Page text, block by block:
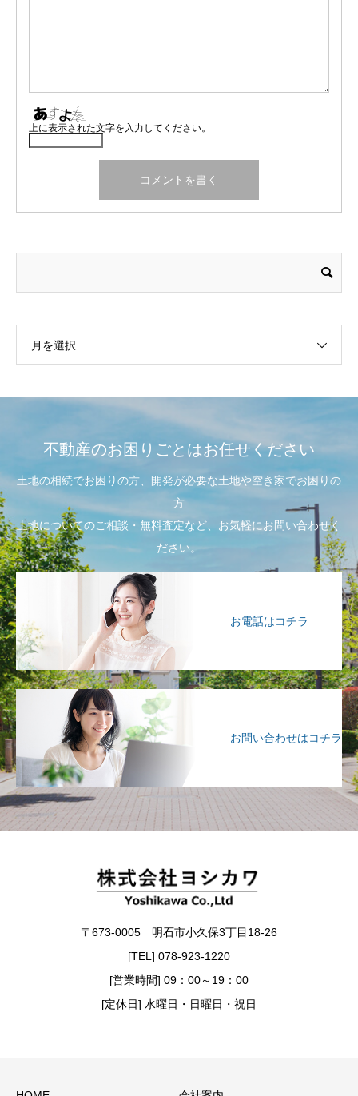
上に表示された文字を入力してください。
月を選択
不動産のお困りごとはお任せください
土地の相続でお困りの方、開発が必要な土地や空き家でお困りの
方
土地についてのご相談・無料査定など、お気軽にお問い合わせく
ださい。
お電話はコチラ
お問い合わせはコチラ
〒673-0005 明石市小久保3丁目18-26
[TEL] 078-923-1220
[営業時間] 09：00～19：00
[定休日] 水曜日・日曜日・祝日